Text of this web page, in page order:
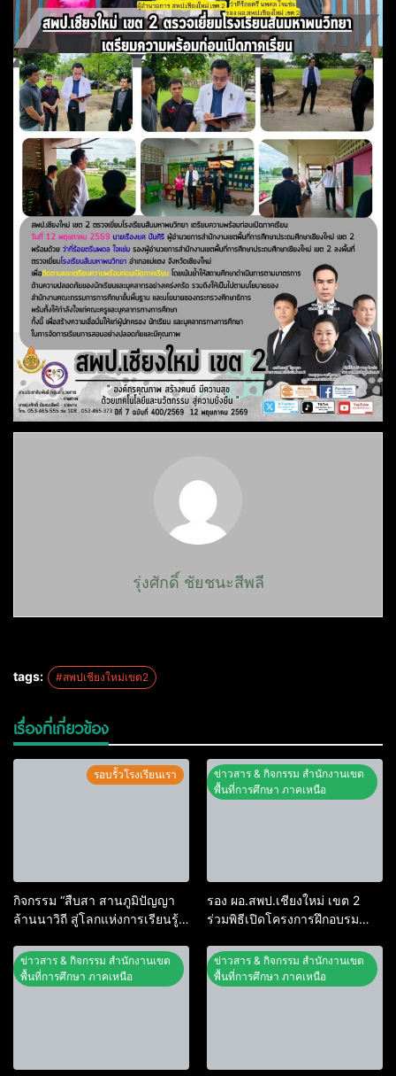
รุ่งศักดิ์ ชัยชนะสีพลี
tags: #สพปเชียงใหม่เขต2
เรื่องที่เกี่ยวข้อง
รอบรั้วโรงเรียนเรา
กิจกรรม “สืบสา สานภูมิปัญญา
ล้านนาวิถี สู่โลกแห่งการเรียนรู้”
ประจำปีการศึกษา 2569
ข่าวสาร & กิจกรรม สำนักงานเขต
พื้นที่การศึกษา ภาคเหนือ
รอง ผอ.สพป.เชียงใหม่ เขต 2
ร่วมพิธีเปิดโครงการฝึกอบรม
ประพฤตินักเรียนและนักศึกษา
พ.ศ. 2569
ข่าวสาร & กิจกรรม สำนักงานเขต
พื้นที่การศึกษา ภาคเหนือ
ข่าวสาร & กิจกรรม สำนักงานเขต
พื้นที่การศึกษา ภาคเหนือ